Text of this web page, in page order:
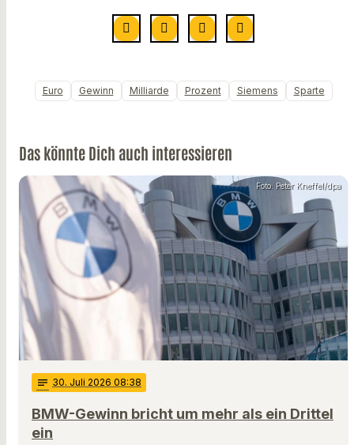
Euro Gewinn Milliarde Prozent Siemens Sparte
Das könnte Dich auch interessieren
Foto: Peter Kneffel/dpa
notes 30. Juli 2026 08:38
BMW-Gewinn bricht um mehr als ein Drittel
ein